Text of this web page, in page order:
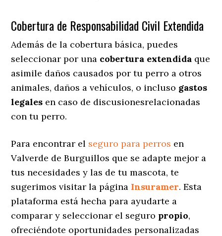
Cobertura de Responsabilidad Civil Extendida
Además de la cobertura básica, puedes
seleccionar por una cobertura extendida que
asimile daños causados por tu perro a otros
animales, daños a vehículos, o incluso gastos
legales en caso de discusionesrelacionadas
con tu perro.
Para encontrar el seguro para perros en
Valverde de Burguillos que se adapte mejor a
tus necesidades y las de tu mascota, te
sugerimos visitar la página Insuramer. Esta
plataforma está hecha para ayudarte a
comparar y seleccionar el seguro propio,
ofreciéndote oportunidades personalizadas